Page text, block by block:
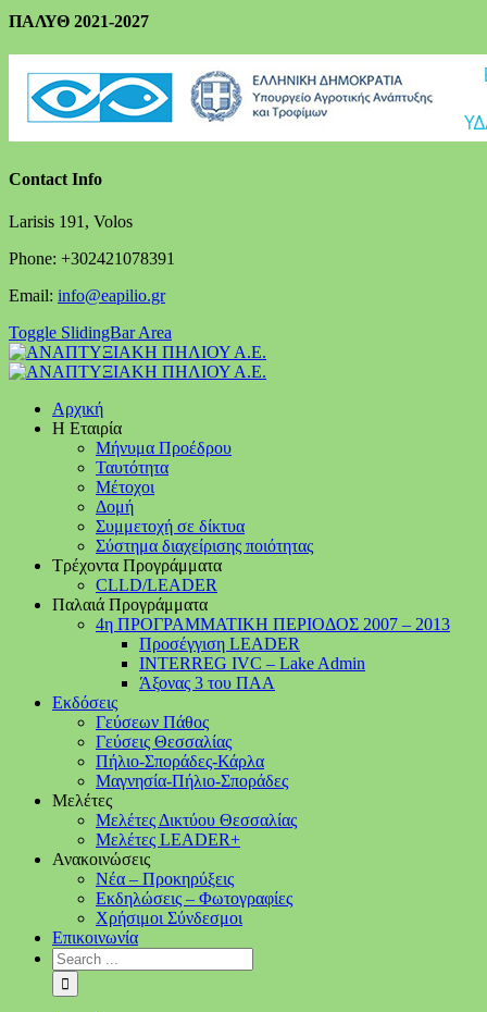
ΠΑΛΥΘ 2021-2027
Contact Info
Larisis 191, Volos
Phone: +302421078391
Email: info@eapilio.gr
Toggle SlidingBar Area
Αρχική
Η Εταιρία
Μήνυμα Προέδρου
Ταυτότητα
Μέτοχοι
Δομή
Συμμετοχή σε δίκτυα
Σύστημα διαχείρισης ποιότητας
Τρέχοντα Προγράμματα
CLLD/LEADER
Παλαιά Προγράμματα
4η ΠΡΟΓΡΑΜΜΑΤΙΚΗ ΠΕΡΙΟΔΟΣ 2007 – 2013
Προσέγγιση LEADER
INTERREG IVC – Lake Admin
Άξονας 3 του ΠΑΑ
Εκδόσεις
Γεύσεων Πάθος
Γεύσεις Θεσσαλίας
Πήλιο-Σποράδες-Κάρλα
Μαγνησία-Πήλιο-Σποράδες
Μελέτες
Μελέτες Δικτύου Θεσσαλίας
Μελέτες LEADER+
Ανακοινώσεις
Νέα – Προκηρύξεις
Εκδηλώσεις – Φωτογραφίες
Χρήσιμοι Σύνδεσμοι
Επικοινωνία